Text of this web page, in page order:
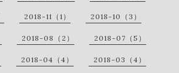
2018-11（1） 2018-10（3）
2018-08（2） 2018-07（5）
2018-04（4） 2018-03（4）